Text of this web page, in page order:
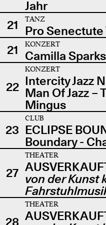
Jahr
21
TANZ
Pro
21
KONZERT
Camilla
22
KONZERT
Intercity Jazz
Man Of Jazz –
Mingus
23
CLUB
ECLIPSE
Boundary -
27
THEATER
von der Kunst
28
THEATER